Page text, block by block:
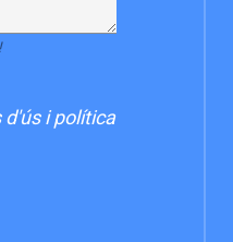
i política